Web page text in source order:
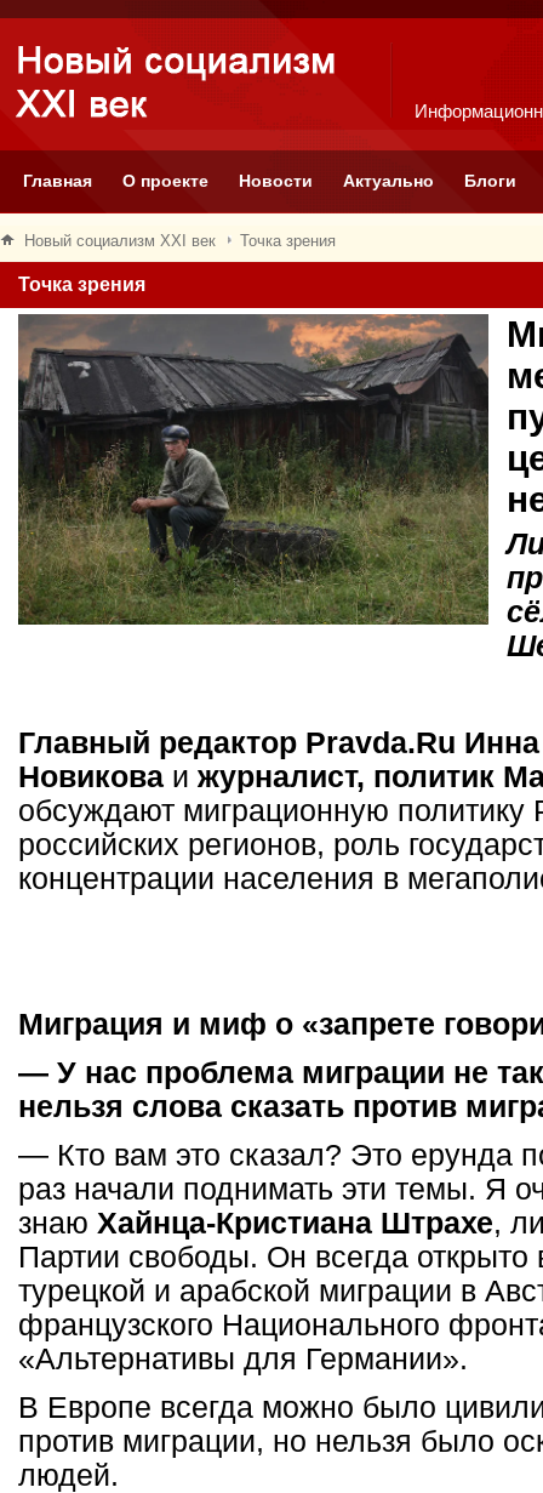
Главная О проекте Новости Актуально Блоги
Новый социализм XXI век Точка зрения
Точка зрения
Главный редактор Pravda.Ru Инна
Новикова и журналист, политик
обсуждают миграционную
российских регионов, роль
концентрации населения в
Миграция и миф о «запрете
— У нас проблема миграции не
нельзя слова сказать против
— Кто вам это сказал? Это ерунда
раз начали поднимать эти темы. Я
знаю Хайнца-Кристиана Штрахе,
Партии свободы. Он всегда открыто
турецкой и арабской миграции в
французского Национального
«Альтернативы для Германии».
В Европе всегда можно было
против миграции, но нельзя было
людей.